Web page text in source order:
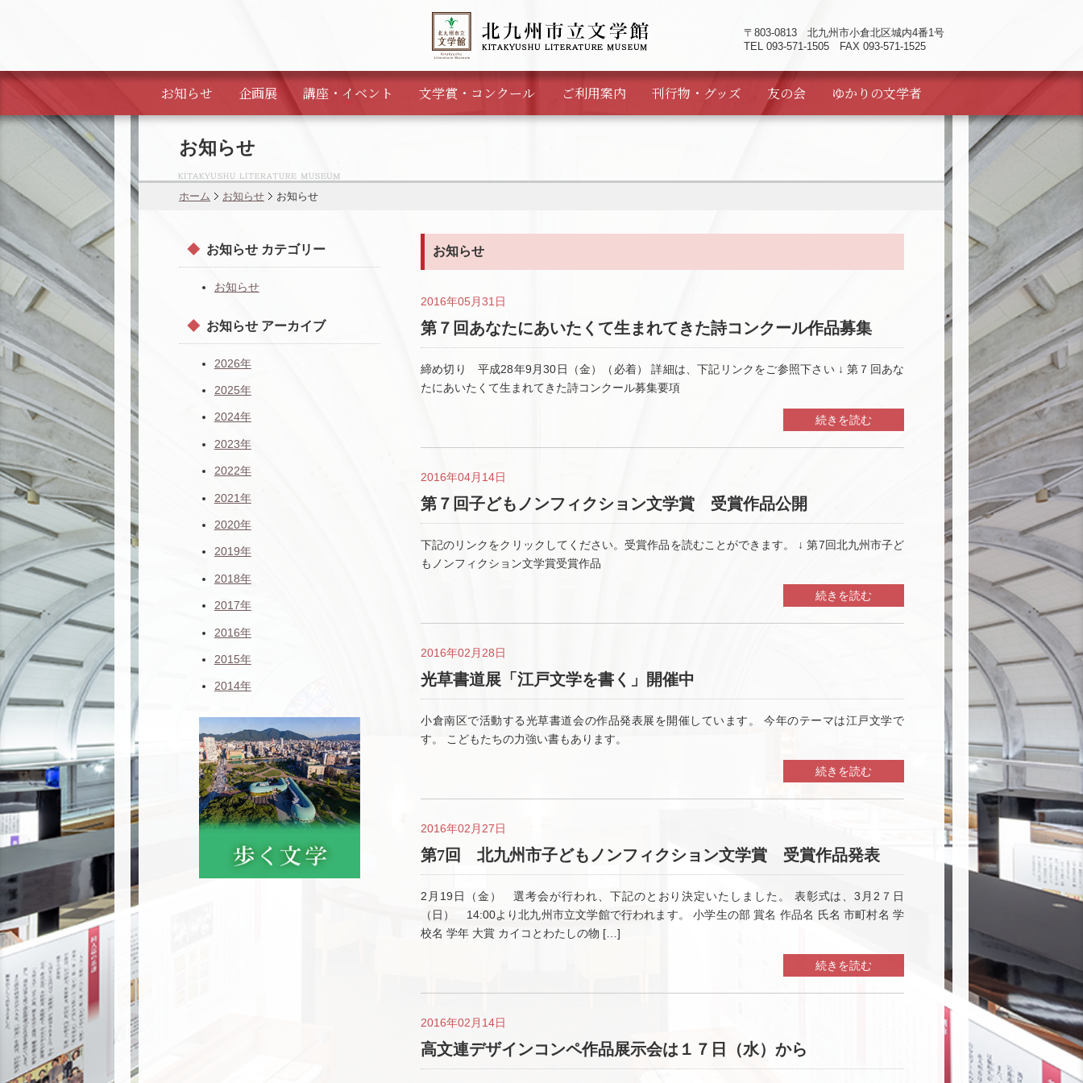
〒803-0813 北九州市小倉北区城内4番1号
TEL 093-571-1505 FAX 093-571-1525
お知らせ 企画展 講座・ イベント 文学賞・ コンクール ご利用案内 刊行物・ グッズ 友の会 ゆかりの文学者
お知らせ
ホーム お知らせ お知らせ
お知らせ
2016年05月31日
第７回あなたにあいたくて生まれてきた詩コンクール作品募集
締め切り 平成28年9月30日（金）（必着） 詳細は、下記リンクをご参照下さい ↓ 第７回あな
たにあいたくて生まれてきた詩コンクール募集要項
続きを読む
2016年04月14日
第７回子どもノンフィクション文学賞 受賞作品公開
下記のリンクをクリックしてください。受賞作品を読むことができます。 ↓ 第7回北九州市子ど
もノンフィクション文学賞受賞作品
続きを読む
2016年02月28日
光草書道展「江戸文学を書く」開催中
小倉南区で活動する光草書道会の作品発表展を開催しています。 今年のテーマは江戸文学で
す。 こどもたちの力強い書もあります。
続きを読む
2016年02月27日
第7回 北九州市子どもノンフィクション文学賞 受賞作品発表
2月19日（金） 選考会が行われ、下記のとおり決定いたしました。 表彰式は、3月2７日
（日） 14:00より北九州市立文学館で行われます。 小学生の部 賞名 作品名 氏名 市町村名 学
校名 学年 大賞 カイコとわたしの物 […]
続きを読む
2016年02月14日
高文連デザインコンペ作品展示会は１７日（水）から
お知らせ カテゴリー
お知らせ
お知らせ アーカイブ
2026年
2025年
2024年
2023年
2022年
2021年
2020年
2019年
2018年
2017年
2016年
2015年
2014年